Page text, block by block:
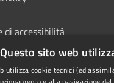
di accessibilità
Questo sito web
utilizza cookie tecnici (ed